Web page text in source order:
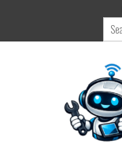
content